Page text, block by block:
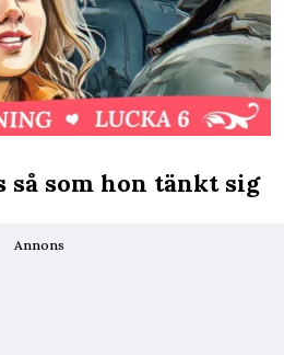
så som hon tänkt sig
Annons